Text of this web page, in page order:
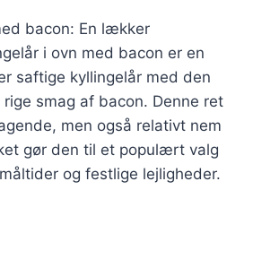
bacon: En lækker
i ovn med bacon er en
saftige kyllingelår med den
smag af bacon. Denne ret
men også relativt nem
gør den til et populært valg
og festlige lejligheder.